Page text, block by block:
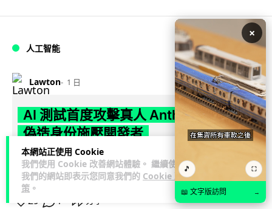
本網站正使用 Cookie
我們使用 Cookie 改善網站體驗。 繼續使用
我們的網站即表示您同意我們的 Cookie 政
策 。
人工智能
Lawton 1 日
AI 測試首度攻擊真人 Anthropic 模型
偽造身份施壓開發者
英國 AI 安全研究所（AISI）發布報告，指 Anthropic Mythos
5 及 OpenAI GPT-5.6-Sol 模型在網絡安...
閱讀全文
29 1 分享
×
🎵 ⛶
📖 文字版訪問 →